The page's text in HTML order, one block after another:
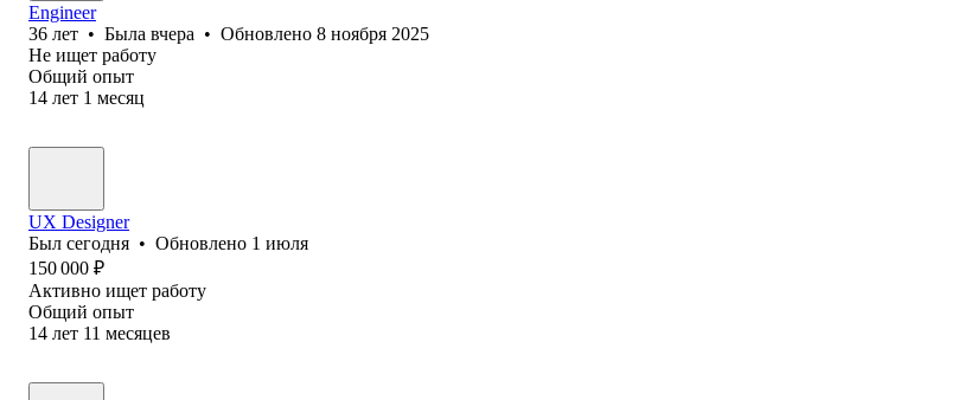
Engineer
36 лет • Была вчера • Обновлено 8 ноября 2025
Не ищет работу
Общий опыт
14 лет 1 месяц
UX Designer
Был сегодня • Обновлено 1 июля
150 000 ₽
Активно ищет работу
Общий опыт
14 лет 11 месяцев